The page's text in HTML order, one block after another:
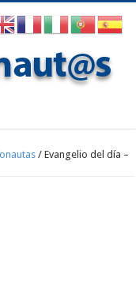
/ Evangelio del día –